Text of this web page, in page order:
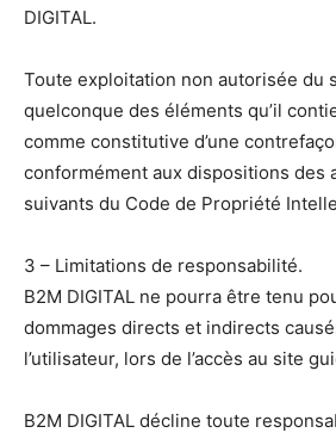
DIGITAL.
Toute exploitation non autorisée du
quelconque des éléments qu’il
comme constitutive d’une
conformément aux dispositions des
suivants du Code de Propriété
3 – Limitations de responsabilité.
B2M DIGITAL ne pourra être tenu
dommages directs et indirects
l’utilisateur, lors de l’accès au site
B2M DIGITAL décline toute